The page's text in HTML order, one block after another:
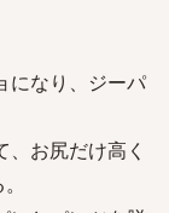
になり、ジーパ
お尻だけ高く